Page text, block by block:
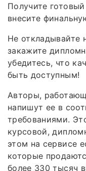
Получите
внесите
Не откладывайте
закажите
убедитесь, что
быть доступным!
Авторы,
напишут ее в
требованиями.
курсовой,
этом на сервисе
которые
более 330 тысяч